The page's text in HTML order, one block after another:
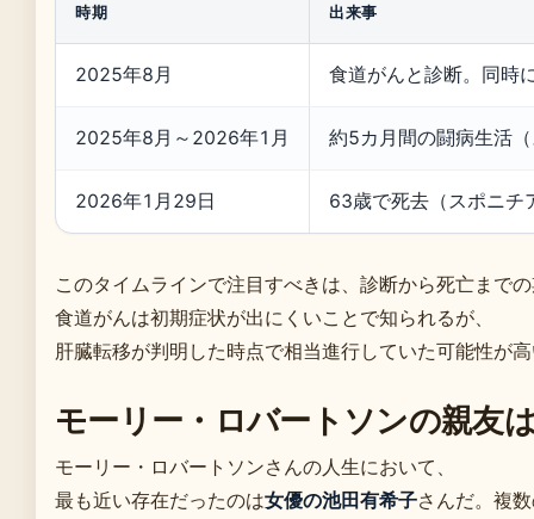
時期 出来事
2025年8月 食道がんと診断。同時
2025年8月～2026年1月 約5カ月間の闘病生活
2026年1月29日 63歳で死去（スポニチ
このタイムラインで注目すべきは、診断から死亡まで
食道がんは初期症状が出にくいことで知られるが、
肝臓転移が判明した時点で相当進行していた可能性が
モーリー・ロバートソンの親友
モーリー・ロバートソンさんの人生において、
最も近い存在だったのは女優の池田有希子さんだ。複